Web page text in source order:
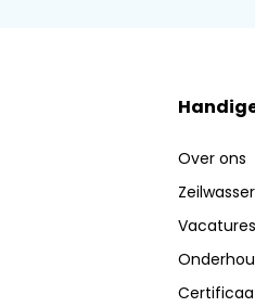
Over ons
Vacatures